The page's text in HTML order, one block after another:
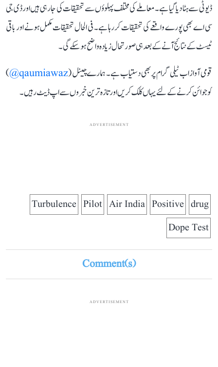
ڈیوٹی سے ہٹا دیا گیا ہے۔ معاملے کی مختلف پہلوؤں سے تحقیقات کی جا رہی ہیں اورڈی جی
سی اے بھی پورے واقعے کی تحقیقات کر رہا ہے۔ فی الحال تحقیقات مکمل ہونے اور باقی
ٹیسٹ کے نتائج آنے کے بعد ہی صورتحال زیادہ واضح ہو سکے گی۔
قومی آواز اب ٹیلی گرام پر بھی دستیاب ہے۔ ہمارے چینل (qaumiawaz@
)
کو جوائن کرنے کے لئے یہاں کلک کریں اور تازہ ترین خبروں سے اپ ڈیٹ رہیں۔
ADVERTISEMENT
drug
Positive
Air India
Pilot
Turbulence
Dope Test
Comment(s)
ADVERTISEMENT